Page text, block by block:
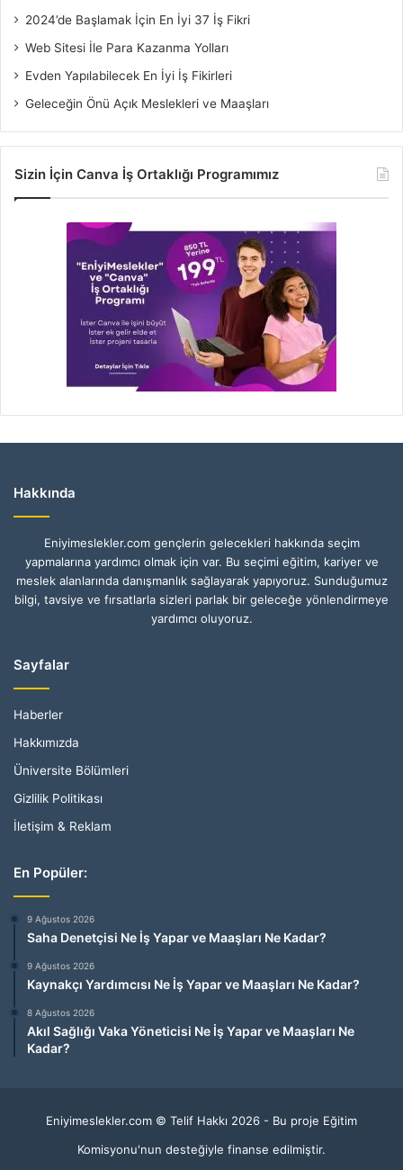
2024’de Başlamak İçin En İyi 37 İş Fikri
Web Sitesi İle Para Kazanma Yolları
Evden Yapılabilecek En İyi İş Fikirleri
Geleceğin Önü Açık Meslekleri ve Maaşları
Sizin İçin Canva İş Ortaklığı Programımız
Hakkında
Eniyimeslekler.com gençlerin gelecekleri hakkında seçim
yapmalarına yardımcı olmak için var. Bu seçimi eğitim, kariyer ve
meslek alanlarında danışmanlık sağlayarak yapıyoruz. Sunduğumuz
bilgi, tavsiye ve fırsatlarla sizleri parlak bir geleceğe yönlendirmeye
yardımcı oluyoruz.
Sayfalar
Haberler
Hakkımızda
Üniversite Bölümleri
Gizlilik Politikası
İletişim & Reklam
En Popüler:
9 Ağustos 2026
Saha Denetçisi Ne İş Yapar ve Maaşları Ne Kadar?
9 Ağustos 2026
Kaynakçı Yardımcısı Ne İş Yapar ve Maaşları Ne Kadar?
8 Ağustos 2026
Akıl Sağlığı Vaka Yöneticisi Ne İş Yapar ve Maaşları Ne
Kadar?
Eniyimeslekler.com © Telif Hakkı 2026 - Bu proje Eğitim
Komisyonu'nun desteğiyle finanse edilmiştir.